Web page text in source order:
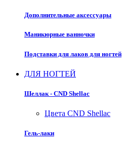
Дополнительные аксессуары
Маникюрные ванночки
Подставки для лаков для ногтей
ДЛЯ НОГТЕЙ
Шеллак - CND Shellac
Цвета CND Shellac
Гель-лаки